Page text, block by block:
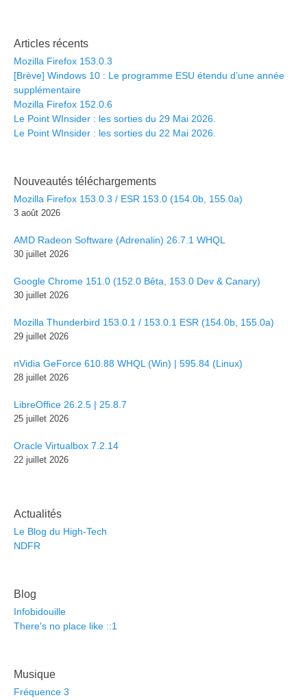
Articles récents
Mozilla Firefox 153.0.3
[Brève] Windows 10 : Le programme ESU étendu d’une année
supplémentaire
Mozilla Firefox 152.0.6
Le Point WInsider : les sorties du 29 Mai 2026.
Le Point WInsider : les sorties du 22 Mai 2026.
Nouveautés téléchargements
Mozilla Firefox 153.0.3 / ESR 153.0 (154.0b, 155.0a)
3 août 2026
AMD Radeon Software (Adrenalin) 26.7.1 WHQL
30 juillet 2026
Google Chrome 151.0 (152.0 Bêta, 153.0 Dev & Canary)
30 juillet 2026
Mozilla Thunderbird 153.0.1 / 153.0.1 ESR (154.0b, 155.0a)
29 juillet 2026
nVidia GeForce 610.88 WHQL (Win) | 595.84 (Linux)
28 juillet 2026
LibreOffice 26.2.5 | 25.8.7
25 juillet 2026
Oracle Virtualbox 7.2.14
22 juillet 2026
Actualités
Le Blog du High-Tech
NDFR
Blog
Infobidouille
There's no place like ::1
Musique
Fréquence 3